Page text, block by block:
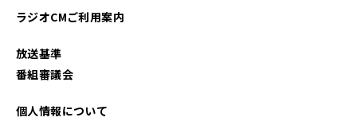
ラジオCMご利用案内
放送基準
番組審議会
個人情報について